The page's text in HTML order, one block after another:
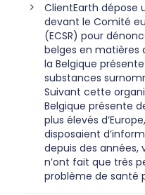
ClientEarth dépose
devant le Comité
(ECSR) pour
belges en matières
la Belgique
substances
Suivant cette
Belgique présente
plus élevés
disposaient
depuis des années,
n’ont fait que très
problème de santé